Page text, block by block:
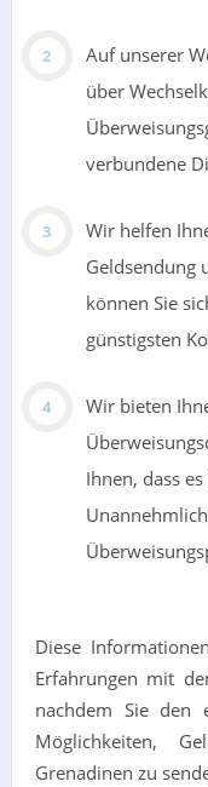
Auf unserer
über
verbundene
Wir helfen
Geldsendung
können Sie
günstigsten
Wir bieten
Ihnen, dass
Diese
Erfahrungen mit
nachdem Sie den
Möglichkeiten,
Grenadinen zu